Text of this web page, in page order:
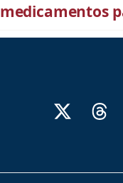
medicamentos